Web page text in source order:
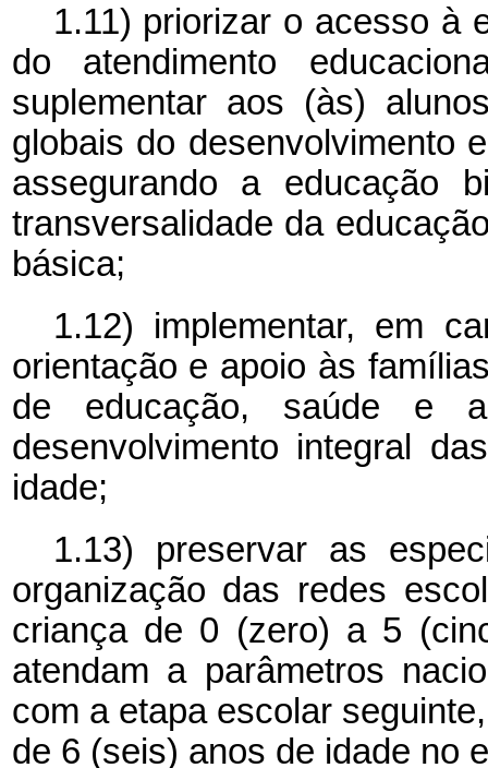
1.11) priorizar o acesso à
do atendimento
suplementar aos (às)
globais do desenvolvimento
assegurando a educação
transversalidade da
básica;
1.12) implementar, em
orientação e apoio às
de educação, saúde e
desenvolvimento integral
idade;
1.13) preservar as
organização das redes
criança de 0 (zero) a 5
atendam a parâmetros
com a etapa escolar
de 6 (seis) anos de idade no